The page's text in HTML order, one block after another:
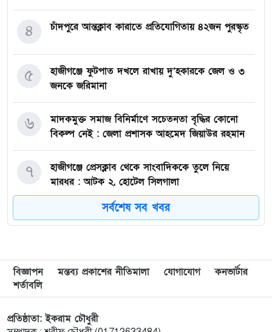
চাঁদপুরে আন্তক্লাব কারাতে প্রতিযোগিতায় ৪২জন পুরস্কৃত
৪
হাজীগঞ্জে ফুটপাত দখলে রাখায় দু’হকারকে জেল ও ৩
জনকে জরিমানা
৫
মাদকমুক্ত সমাজ বিনির্মাণে সচেতনতা বৃদ্ধির কোনো
বিকল্প নেই : জেলা প্রশাসক আহমেদ জিয়াউর রহমান
৬
হাজীগঞ্জে প্রেসক্লাব থেকে সাংবাদিককে তুলে নিয়ে
মারধর : আটক ২, হোটেল সিলগালা
৭
মতলব উত্তরে কালাম এন্টারপ্রাইজের মালিককে ২৫
হাজার টাকা জরিমানা
৮
মেরিল প্রথম আলো সমালোচক পুরস্কার ২০২৫ : সেরা
অভিনেতার চূড়ান্ত মনোনয়নে জায়গা করে নিলেন
৯
চাঁদপুরে জাতীয় বিজ্ঞান ও প্রযুক্তি সপ্তাহ উদযাপনের
সর্বশেষ সব খবর
বিজ্ঞাপন মন্তব্য প্রকাশের নীতিমালা যোগাযোগ
কনভার্টার
শর্তাবলি
প্রতিষ্ঠাতা: ইকরাম চৌধুরী